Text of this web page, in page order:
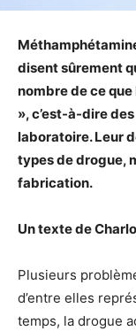
disent sûrement
nombre de ce que
», c’est-à-dire
laboratoire. Leur
types de drogue,
fabrication.
Un texte de
Plusieurs
d’entre elles
temps, la drogue